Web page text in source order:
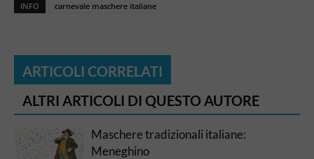
INFO carnevale maschere italiane
ARTICOLI CORRELATI
ALTRI ARTICOLI DI QUESTO AUTORE
Maschere tradizionali italiane:
Meneghino